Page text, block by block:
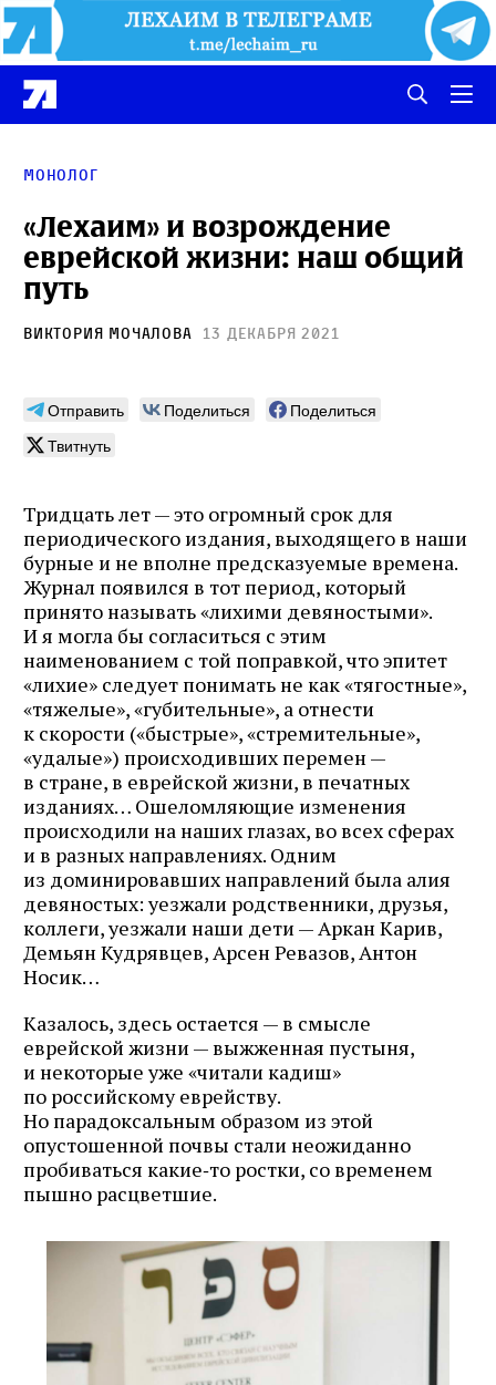
Монолог
«Лехаим» и возрождение
еврейской жизни: наш общий
путь
Виктория Мочалова 13 декабря 2021
Отправить Поделиться
Поделиться
Твитнуть
Тридцать лет — это огромный срок для
периодического издания, выходящего в наши
бурные и не вполне предсказуемые времена.
Журнал появился в тот период, который
принято называть «лихими девяностыми».
И я могла бы согласиться с этим
наименованием с той поправкой, что эпитет
«лихие» следует понимать не как «тягостные»,
«тяжелые», «губительные», а отнести
к скорости («быстрые», «стремительные»,
«удалые») происходивших перемен —
в стране, в еврейской жизни, в печатных
изданиях… Ошеломляющие изменения
происходили на наших глазах, во всех сферах
и в разных направлениях. Одним
из доминировавших направлений была алия
девяностых: уезжали родственники, друзья,
коллеги, уезжали наши дети — Аркан Карив,
Демьян Кудрявцев, Арсен Ревазов, Антон
Носик…
Казалось, здесь остается — в смысле
еврейской жизни — выжженная пустыня,
и некоторые уже «читали кадиш»
по российскому еврейству.
Но парадоксальным образом из этой
опустошенной почвы стали неожиданно
пробиваться какие‑то ростки, со временем
пышно расцветшие.